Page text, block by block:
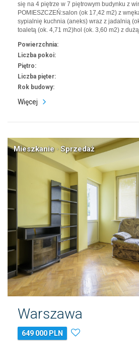
się na 4 piętrze w 7 piętrowym budynku z
POMIESZCZEŃ:salon (ok 17,42 m2) z
sypialnię kuchnia (aneks) wraz z jadalnią
toaletą (ok. 4,71 m2)hol (ok. 3,60 m2) z
Powierzchnia:
Liczba pokoi:
Piętro:
Liczba pięter:
Rok budowy:
Więcej
Mieszkanie · Sprzedaż
Warszawa
649 000 PLN